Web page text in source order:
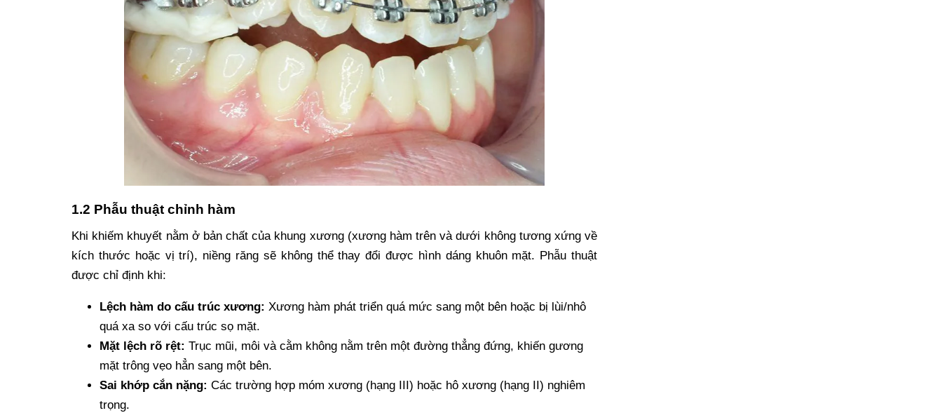
1.2 Phẫu thuật chỉnh hàm
Khi khiếm khuyết nằm ở bản chất của khung xương (xương hàm trên và dưới không tương xứng về
kích thước hoặc vị trí), niềng răng sẽ không thể thay đổi được hình dáng khuôn mặt. Phẫu thuật
được chỉ định khi:
Lệch hàm do cấu trúc xương: Xương hàm phát triển quá mức sang một bên hoặc bị lùi/nhô
quá xa so với cấu trúc sọ mặt.
Mặt lệch rõ rệt: Trục mũi, môi và cằm không nằm trên một đường thẳng đứng, khiến gương
mặt trông vẹo hẳn sang một bên.
Sai khớp cắn nặng: Các trường hợp móm xương (hạng III) hoặc hô xương (hạng II) nghiêm
trọng.